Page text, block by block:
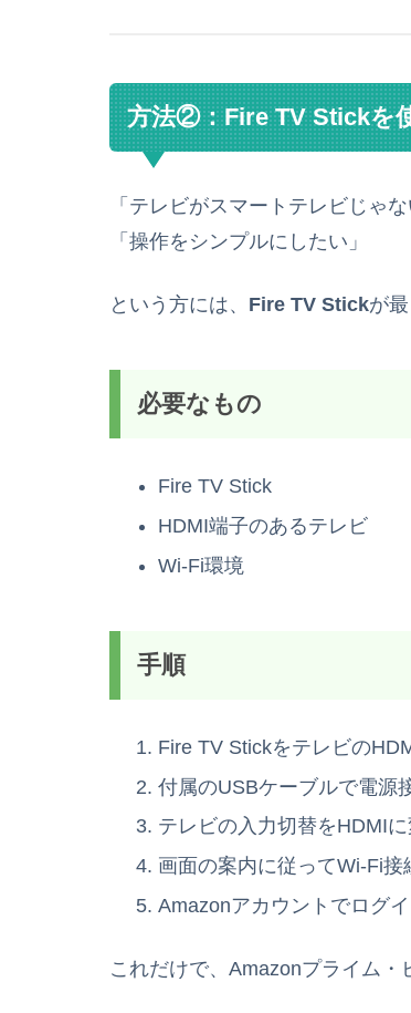
方法②：Fire TV Stickを
「テレビがスマートテレビじゃな
「操作をシンプルにしたい」
という方には、 Fire TV Stickが
必要なもの
Fire TV Stick
HDMI端子のあるテレビ
Wi-Fi環境
手順
Fire TV Stickをテレビの
付属のUSBケーブルで電源
テレビの入力切替をHDMI
画面の案内に従ってWi-Fi接
Amazonアカウントでログ
これだけで、Amazonプライム・